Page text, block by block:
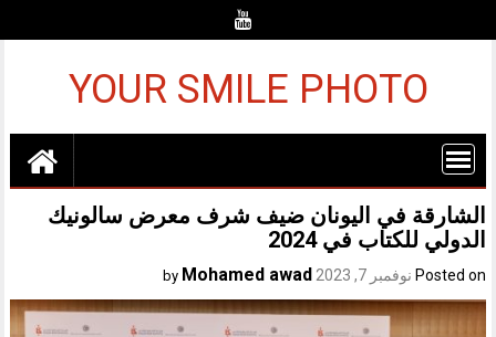
YOUR SMILE PHOTO
الشارقة في اليونان ضيف شرف معرض سالونيك
الدولي للكتاب في 2024
Posted on نوفمبر 7, 2023 Mohamed awad